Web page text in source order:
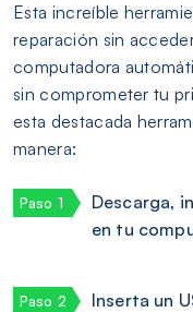
Esta increíble
reparación sin
computadora
sin comprometer tu
esta destacada
manera:
Descarga,
en tu
Inserta un